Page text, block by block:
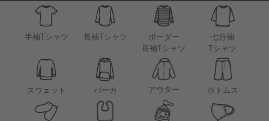
半袖Tシャツ 長袖Tシャツ
ボーダー
長袖Tシャツ
七分袖
Tシャツ
スウェット パーカ アウター ボトムス